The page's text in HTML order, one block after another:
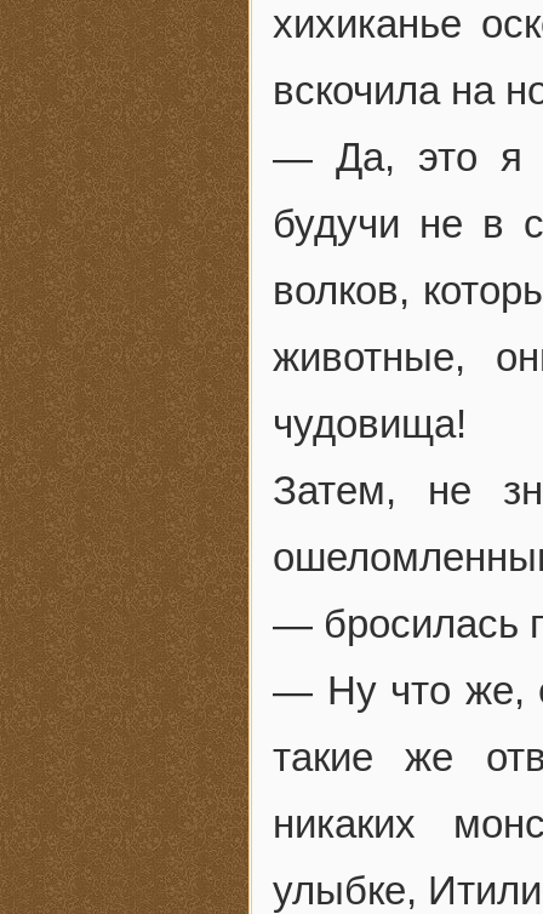
хихиканье
вскочила на
— Да, это я
будучи не в
волков,
животные,
чудовища!
Затем, не
— бросилась
— Ну что же,
такие же
никаких
улыбке,